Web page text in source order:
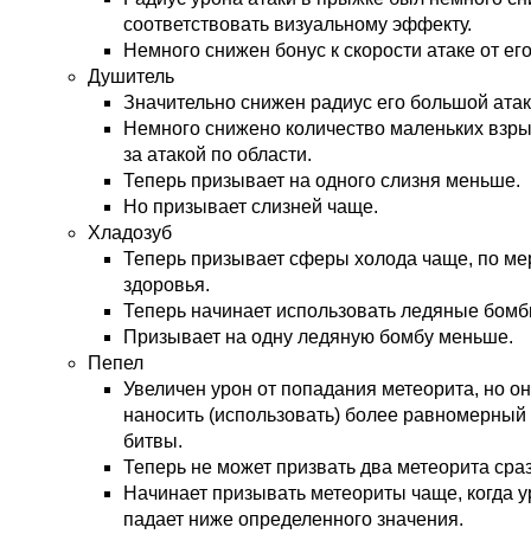
соответствовать визуальному эффекту.
Немного снижен бонус к скорости атаке от
Душитель
Значительно снижен радиус его большой
Немного снижено количество маленьких
за атакой по области.
Теперь призывает на одного слизня меньше.
Но призывает слизней чаще.
Хладозуб
Теперь призывает сферы холода чаще, по
здоровья.
Теперь начинает использовать ледяные
Призывает на одну ледяную бомбу меньше.
Пепел
Увеличен урон от попадания метеорита, но
наносить (использовать) более равномерный
битвы.
Теперь не может призвать два метеорита
Начинает призывать метеориты чаще, когда
падает ниже определенного значения.